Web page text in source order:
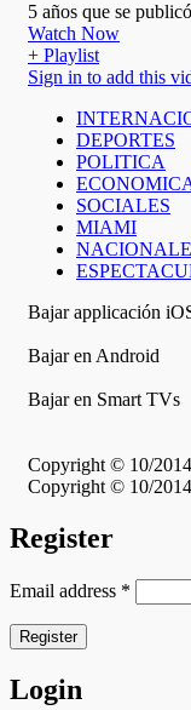
5 años que se publicó
Watch Now
+ Playlist
Sign in to add this
DEPORTES
POLITICA
SOCIALES
MIAMI
Bajar applicación
Bajar en Android
Bajar en Smart TVs
Copyright © 10/
Copyright © 10/
Register
Email address *
Register
Login